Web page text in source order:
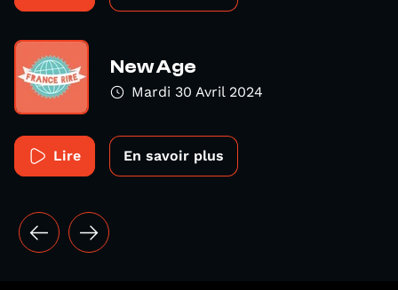
New Age
Mardi 30 Avril 2024
Lire En savoir plus